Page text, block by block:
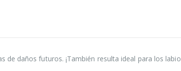
de daños futuros. ¡También resulta ideal para los